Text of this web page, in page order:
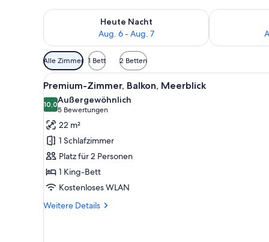
Heute Nacht
Aug. 6 - Aug. 7
Überprüfe die Verfügbarkeit für heute Nacht, Aug. 6
Überprüfe
Verfügbare
Filter
für
Zimmer
Alle Zimmer 1 Bett 2 Betten
Alle
Fotos
für
Premium-
Zimmer,
Balkon,
Meerblick
anzeigen
Ein Hotelzimmer mit Bett,
4
Premium-Zimmer, Balkon, Meerblick
10,010,0 von 10
Außergewöhnlich
5 Bewertungen
(5
Bewertungen)
22 m²
1 Schlafzimmer
Platz für 2 Personen
1 King-Bett
Kostenloses WLAN
Weitere Details
Weitere